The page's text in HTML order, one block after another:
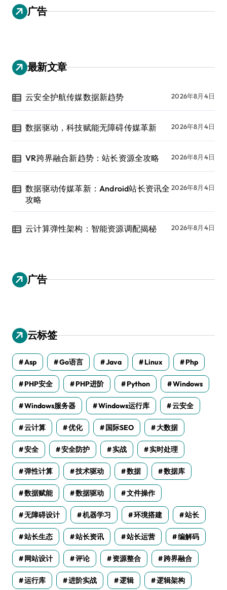
广告
最新文章
云安全护航传媒数据新趋势 2026年8月4日
数据驱动，科技赋能无障碍传媒革新 2026年8月4日
VR跨界融合新趋势：站长资源全攻略 2026年8月4日
数据驱动传媒革新：Android站长资讯全
攻略
2026年8月4日
云计算弹性架构：智能资源调配揭秘 2026年8月4日
广告
云标签
Asp Go语言 Java Linux Php
PHP安全 PHP进阶 Python Windows
Windows服务器 Windows运行库 云安全
云计算 优化 国际SEO 大数据
安全 安全防护 实战 实时处理
弹性计算 技术驱动 数据 数据库
数据赋能 数据驱动 文件操作
无障碍设计 机器学习 环境搭建 站长
站长生态 站长资讯 站长运营 编解码
网站设计 评论 资源整合 跨界融合
运行库 进阶实战 逻辑 逻辑架构